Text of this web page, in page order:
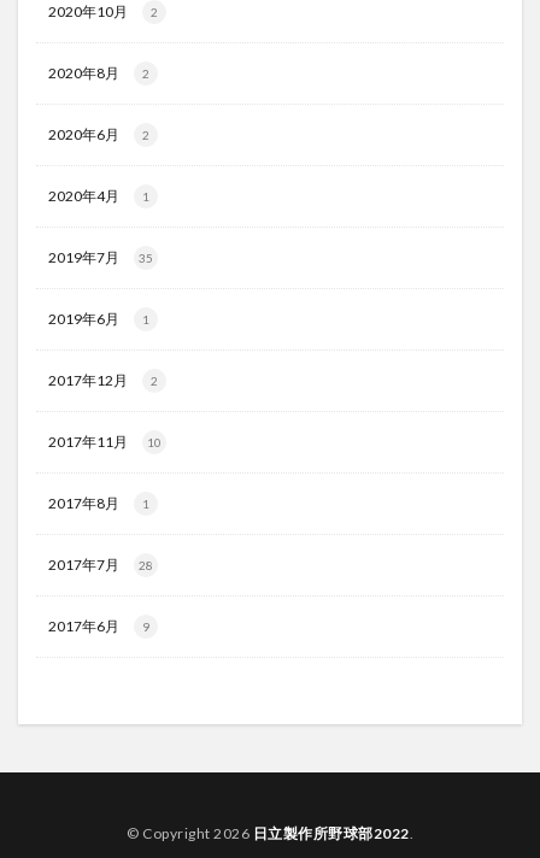
2020年10月 2
2020年8月 2
2020年6月 2
2020年4月 1
2019年7月 35
2019年6月 1
2017年12月 2
2017年11月 10
2017年8月 1
2017年7月 28
2017年6月 9
© Copyright 2026 日立製作所野球部2022